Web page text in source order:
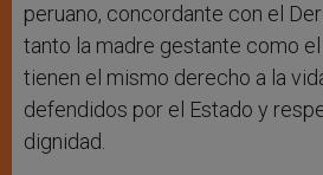
peruano, concordante con el
tanto la madre gestante como
tienen el mismo derecho a la
defendidos por el Estado y
dignidad.